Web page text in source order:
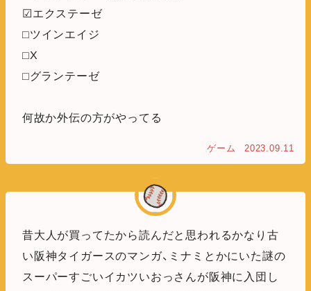
☑エクステーゼ
□ツインエイジ
□X
□グランテーゼ
何故か外伝の方がやってる
ゲーム 2023.09.11
昔大人が買ってたから読んだと思われるかなり古
い阪神タイガースのマンガ、ミナミとかにいた謎の
スーパーすごいイカツいおっさんが阪神に入団し